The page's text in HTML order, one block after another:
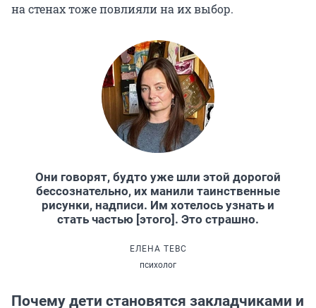
на стенах тоже повлияли на их выбор.
Они говорят, будто уже шли этой дорогой
бессознательно, их манили таинственные
рисунки, надписи. Им хотелось узнать и
стать частью [этого]. Это страшно.
ЕЛЕНА ТЕВС
психолог
Почему дети становятся закладчиками и